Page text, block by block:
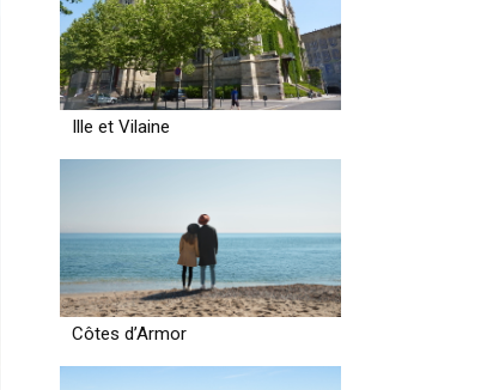
Ille et Vilaine
Côtes d’Armor